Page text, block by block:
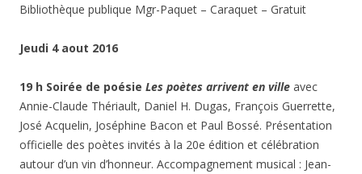
Bibliothèque publique Mgr-Paquet – Caraquet – Gratuit
Jeudi 4 aout 2016
19 h Soirée de poésie Les poètes arrivent en ville avec
Annie-Claude Thériault, Daniel H. Dugas, François Guerrette,
José Acquelin, Joséphine Bacon et Paul Bossé. Présentation
officielle des poètes invités à la 20e édition et célébration
autour d’un vin d’honneur. Accompagnement musical : Jean-